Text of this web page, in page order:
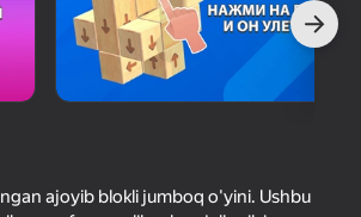
ajoyib blokli jumboq o'yini. Ushbu